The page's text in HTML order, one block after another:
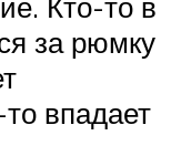
за рюмку
впадает